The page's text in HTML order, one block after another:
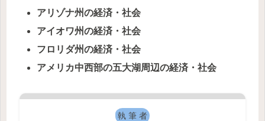
アリゾナ州の経済・社会
アイオワ州の経済・社会
フロリダ州の経済・社会
アメリカ中西部の五大湖周辺の経済・社会
執 筆 者